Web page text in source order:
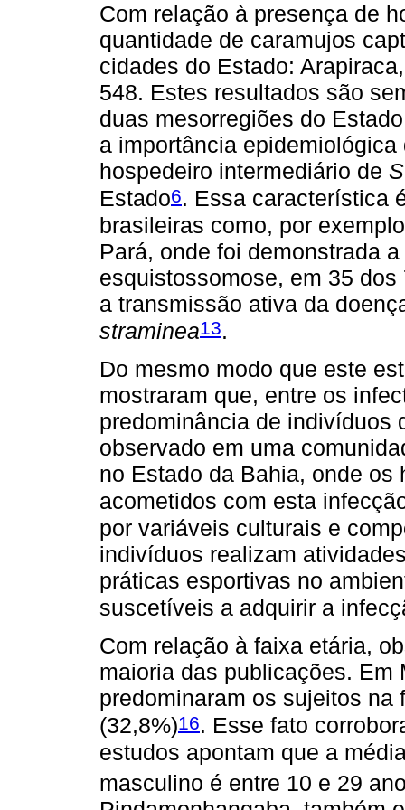
Com relação à presença de
quantidade de caramujos
cidades do Estado:
548. Estes resultados são
duas mesorregiões do
a importância
hospedeiro intermediário de
Estado6. Essa característica
brasileiras como, por
Pará, onde foi demonstrada
esquistossomose, em 35
a transmissão ativa da
straminea13.
Do mesmo modo que este
mostraram que, entre os
predominância de indivíduos
observado em uma
no Estado da Bahia, onde os
acometidos com esta
por variáveis culturais e
indivíduos realizam
práticas esportivas no
suscetíveis a adquirir a
Com relação à faixa etária,
maioria das publicações. Em
predominaram os sujeitos na
(32,8%)16. Esse fato
estudos apontam que a
masculino é entre 10 e 29